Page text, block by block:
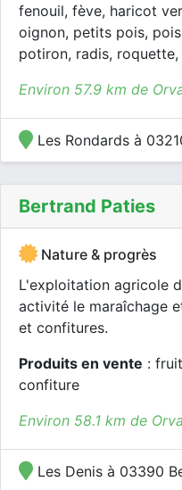
fenouil, fève, haricot
oignon, petits pois,
potiron, radis,
Environ 57.9 km de
Les Rondards à
Bertrand Paties
Nature & progrès
L'exploitation agricole
activité le maraîchage
et confitures.
Produits en vente :
confiture
Environ 58.1 km de
Les Denis à 03390